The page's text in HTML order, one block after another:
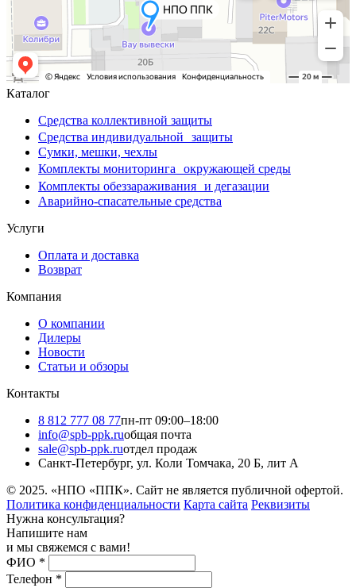
Каталог
Средства коллективной защиты
Средства индивидуальной защиты
Сумки, мешки, чехлы
Комплекты мониторинга окружающей среды
Комплекты обеззараживания и дегазации
Аварийно-спасательные средства
Услуги
Оплата и доставка
Возврат
Компания
О компании
Дилеры
Новости
Статьи и обзоры
Контакты
8 812 777 08 77пн-пт 09:00–18:00
info@spb-ppk.ruобщая почта
sale@spb-ppk.ruотдел продаж
Санкт-Петербург, ул. Коли Томчака, 20 Б, лит А
© 2025. «НПО «ППК». Сайт не является публичной офертой.
Политика конфиденциальности Карта сайта Реквизиты
Нужна консультация?
Напишите нам
и мы свяжемся с вами!
ФИО *
Телефон *